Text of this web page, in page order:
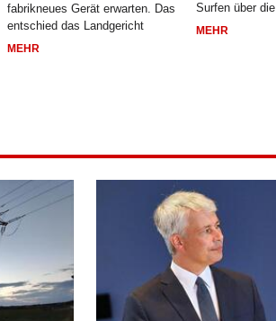
fabrikneues Gerät erwarten. Das
entschied das Landgericht
MEHR
Surfen über die
MEHR